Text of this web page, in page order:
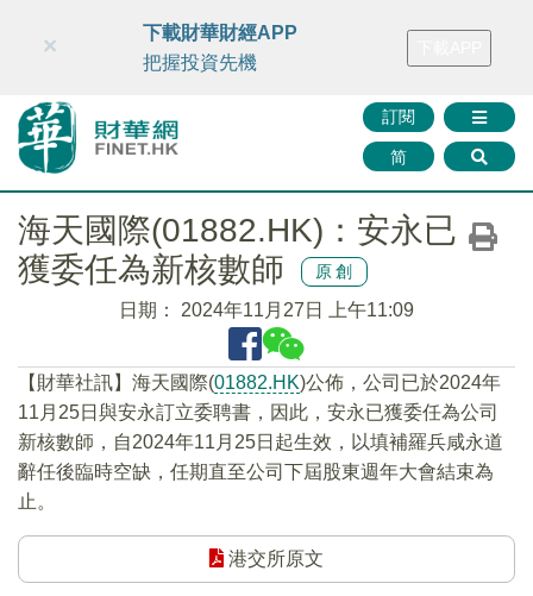
財華智庫網 FINTV FINMETA 財華證券 媒體矩陣
訂閱
简
×
下載財華財經APP
把握投資先機
海天國際(01882.HK)：安永已
獲委任為新核數師
原創
日期： 2024年11月27日 上午11:09
【財華社訊】海天國際(01882.HK)公佈，公司已於2024年
11月25日與安永訂立委聘書，因此，安永已獲委任為公司
新核數師，自2024年11月25日起生效，以填補羅兵咸永道
辭任後臨時空缺，任期直至公司下屆股東週年大會結束為
止。
港交所原文